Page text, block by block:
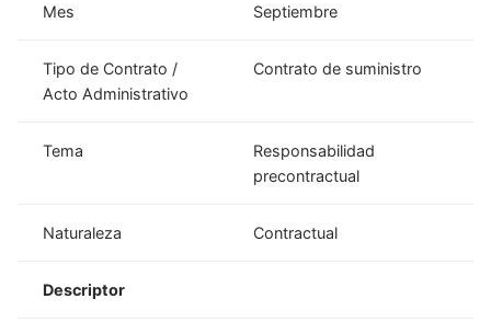
Mes Septiembre
Tipo de Contrato /
Acto Administrativo
Contrato de suministro
Tema
Responsabilidad
precontractual
Naturaleza Contractual
Descriptor